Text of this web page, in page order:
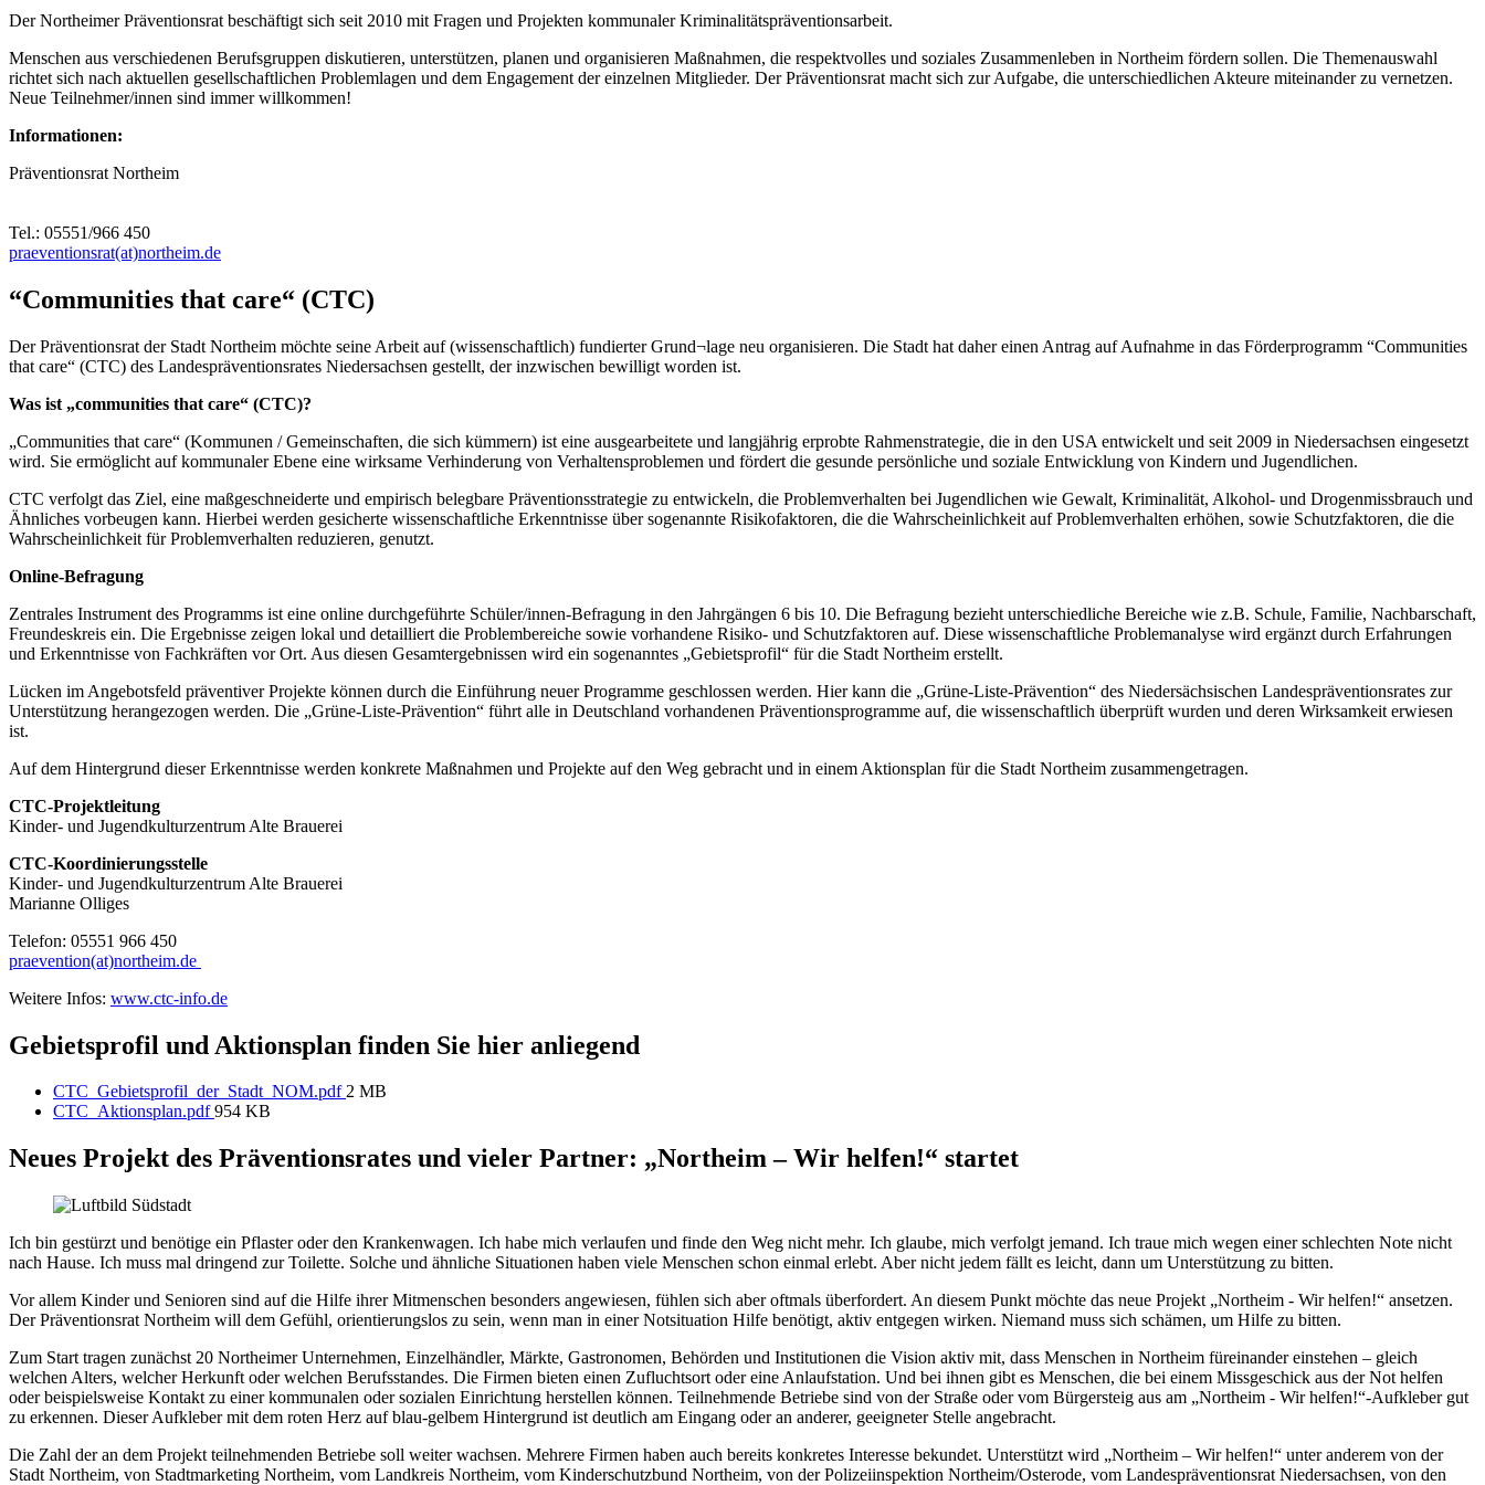
Der Northeimer Präventionsrat beschäftigt sich seit 2010 mit Fragen und Projekten kommunaler Kriminalitätspräventionsarbeit.
Menschen aus verschiedenen Berufsgruppen diskutieren, unterstützen, planen und organisieren Maßnahmen, die respektvolles und soziales Zusammenleben in Northeim fördern sollen. Die Themenauswahl
richtet sich nach aktuellen gesellschaftlichen Problemlagen und dem Engagement der einzelnen Mitglieder. Der Präventionsrat macht sich zur Aufgabe, die unterschiedlichen Akteure miteinander zu vernetzen.
Neue Teilnehmer/innen sind immer willkommen!
Informationen:
Präventionsrat Northeim
Tel.: 05551/966 450
praeventionsrat(at)northeim.de
“Communities that care“ (CTC)
Der Präventionsrat der Stadt Northeim möchte seine Arbeit auf (wissenschaftlich) fundierter Grund¬lage neu organisieren. Die Stadt hat daher einen Antrag auf Aufnahme in das Förderprogramm “Communities
that care“ (CTC) des Landespräventionsrates Niedersachsen gestellt, der inzwischen bewilligt worden ist.
Was ist „communities that care“ (CTC)?
„Communities that care“ (Kommunen / Gemeinschaften, die sich kümmern) ist eine ausgearbeitete und langjährig erprobte Rahmenstrategie, die in den USA entwickelt und seit 2009 in Niedersachsen eingesetzt
wird. Sie ermöglicht auf kommunaler Ebene eine wirksame Verhinderung von Verhaltensproblemen und fördert die gesunde persönliche und soziale Entwicklung von Kindern und Jugendlichen.
CTC verfolgt das Ziel, eine maßgeschneiderte und empirisch belegbare Präventionsstrategie zu entwickeln, die Problemverhalten bei Jugendlichen wie Gewalt, Kriminalität, Alkohol- und Drogenmissbrauch und
Ähnliches vorbeugen kann. Hierbei werden gesicherte wissenschaftliche Erkenntnisse über sogenannte Risikofaktoren, die die Wahrscheinlichkeit auf Problemverhalten erhöhen, sowie Schutzfaktoren, die die
Wahrscheinlichkeit für Problemverhalten reduzieren, genutzt.
Online-Befragung
Zentrales Instrument des Programms ist eine online durchgeführte Schüler/innen-Befragung in den Jahrgängen 6 bis 10. Die Befragung bezieht unterschiedliche Bereiche wie z.B. Schule, Familie, Nachbarschaft,
Freundeskreis ein. Die Ergebnisse zeigen lokal und detailliert die Problembereiche sowie vorhandene Risiko- und Schutzfaktoren auf. Diese wissenschaftliche Problemanalyse wird ergänzt durch Erfahrungen
und Erkenntnisse von Fachkräften vor Ort. Aus diesen Gesamtergebnissen wird ein sogenanntes „Gebietsprofil“ für die Stadt Northeim erstellt.
Lücken im Angebotsfeld präventiver Projekte können durch die Einführung neuer Programme geschlossen werden. Hier kann die „Grüne-Liste-Prävention“ des Niedersächsischen Landespräventionsrates zur
Unterstützung herangezogen werden. Die „Grüne-Liste-Prävention“ führt alle in Deutschland vorhandenen Präventionsprogramme auf, die wissenschaftlich überprüft wurden und deren Wirksamkeit erwiesen
ist.
Auf dem Hintergrund dieser Erkenntnisse werden konkrete Maßnahmen und Projekte auf den Weg gebracht und in einem Aktionsplan für die Stadt Northeim zusammengetragen.
CTC-Projektleitung
Kinder- und Jugendkulturzentrum Alte Brauerei
CTC-Koordinierungsstelle
Kinder- und Jugendkulturzentrum Alte Brauerei
Marianne Olliges
Telefon: 05551 966 450
praevention(at)northeim.de
Weitere Infos: www.ctc-info.de
Gebietsprofil und Aktionsplan finden Sie hier anliegend
CTC_Gebietsprofil_der_Stadt_NOM.pdf 2 MB
CTC_Aktionsplan.pdf 954 KB
Neues Projekt des Präventionsrates und vieler Partner: „Northeim – Wir helfen!“ startet
Ich bin gestürzt und benötige ein Pflaster oder den Krankenwagen. Ich habe mich verlaufen und finde den Weg nicht mehr. Ich glaube, mich verfolgt jemand. Ich traue mich wegen einer schlechten Note nicht
nach Hause. Ich muss mal dringend zur Toilette. Solche und ähnliche Situationen haben viele Menschen schon einmal erlebt. Aber nicht jedem fällt es leicht, dann um Unterstützung zu bitten.
Vor allem Kinder und Senioren sind auf die Hilfe ihrer Mitmenschen besonders angewiesen, fühlen sich aber oftmals überfordert. An diesem Punkt möchte das neue Projekt „Northeim - Wir helfen!“ ansetzen.
Der Präventionsrat Northeim will dem Gefühl, orientierungslos zu sein, wenn man in einer Notsituation Hilfe benötigt, aktiv entgegen wirken. Niemand muss sich schämen, um Hilfe zu bitten.
Zum Start tragen zunächst 20 Northeimer Unternehmen, Einzelhändler, Märkte, Gastronomen, Behörden und Institutionen die Vision aktiv mit, dass Menschen in Northeim füreinander einstehen – gleich
welchen Alters, welcher Herkunft oder welchen Berufsstandes. Die Firmen bieten einen Zufluchtsort oder eine Anlaufstation. Und bei ihnen gibt es Menschen, die bei einem Missgeschick aus der Not helfen
oder beispielsweise Kontakt zu einer kommunalen oder sozialen Einrichtung herstellen können. Teilnehmende Betriebe sind von der Straße oder vom Bürgersteig aus am „Northeim - Wir helfen!“-Aufkleber gut
zu erkennen. Dieser Aufkleber mit dem roten Herz auf blau-gelbem Hintergrund ist deutlich am Eingang oder an anderer, geeigneter Stelle angebracht.
Die Zahl der an dem Projekt teilnehmenden Betriebe soll weiter wachsen. Mehrere Firmen haben auch bereits konkretes Interesse bekundet. Unterstützt wird „Northeim – Wir helfen!“ unter anderem von der
Stadt Northeim, von Stadtmarketing Northeim, vom Landkreis Northeim, vom Kinderschutzbund Northeim, von der Polizeiinspektion Northeim/Osterode, vom Landespräventionsrat Niedersachsen, von den